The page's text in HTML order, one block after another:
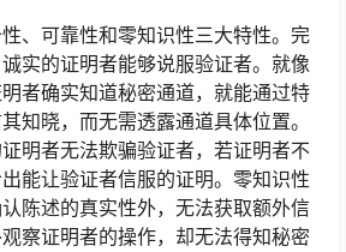
、可靠性和零知识性三大特性。完
实的证明者能够说服验证者。就像
者确实知道秘密通道，就能通过特
知晓，而无需透露通道具体位置。
明者无法欺骗验证者，若证明者不
能让验证者信服的证明。零知识性
陈述的真实性外，无法获取额外信
察证明者的操作，却无法得知秘密